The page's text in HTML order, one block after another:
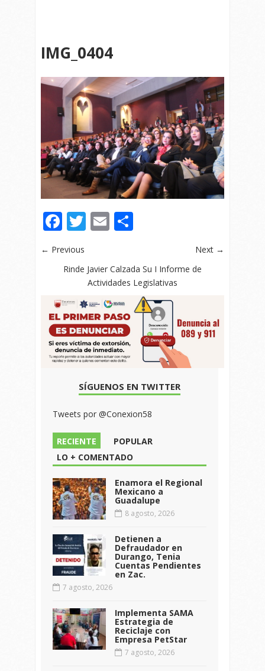
IMG_0404
Facebook
Twitter
Email
← Previous
Next →
Rinde Javier Calzada Su I Informe de
Actividades Legislativas
SÍGUENOS EN TWITTER
Tweets por @Conexion58
RECIENTE
POPULAR
LO + COMENTADO
Enamora el Regional
Mexicano a
Guadalupe
8 agosto, 2026
Detienen a
Defraudador en
Durango, Tenia
Cuentas Pendientes
en Zac.
7 agosto, 2026
Implementa SAMA
Estrategia de
Reciclaje con
Empresa PetStar
7 agosto, 2026